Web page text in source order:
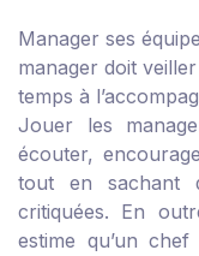
Manager ses
manager doit
temps à
Jouer les
écouter,
tout en sachant
critiquées. En
estime qu’un